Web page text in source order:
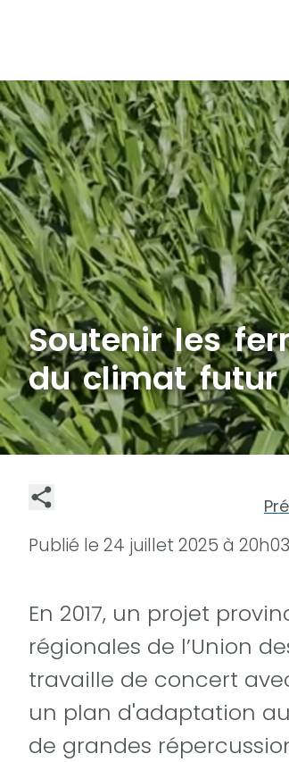
Soutenir les
du climat futur
Publié le 24 juillet 2025 à 20h03
En 2017, un projet
régionales de l’Union
travaille de concert
un plan d'adaptation
de grandes